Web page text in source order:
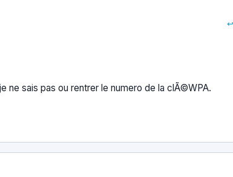
ne sais pas ou rentrer le numero de la clÃ©WPA.